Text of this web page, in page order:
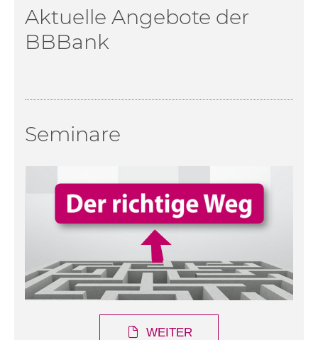
Aktuelle Angebote der
BBBank
Seminare
WEITER